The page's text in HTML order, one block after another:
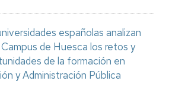
españolas analizan
de Huesca los retos y
de la formación en
y Administración Pública